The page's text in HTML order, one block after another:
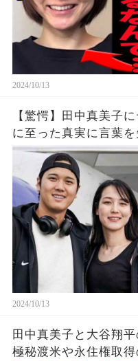
2024/10/13
【驚愕】田中真美子
に至った真実に言葉
の裏側に驚愕…
2024/10/13
田中真美子と大谷翔
極秘渡米や永住権取